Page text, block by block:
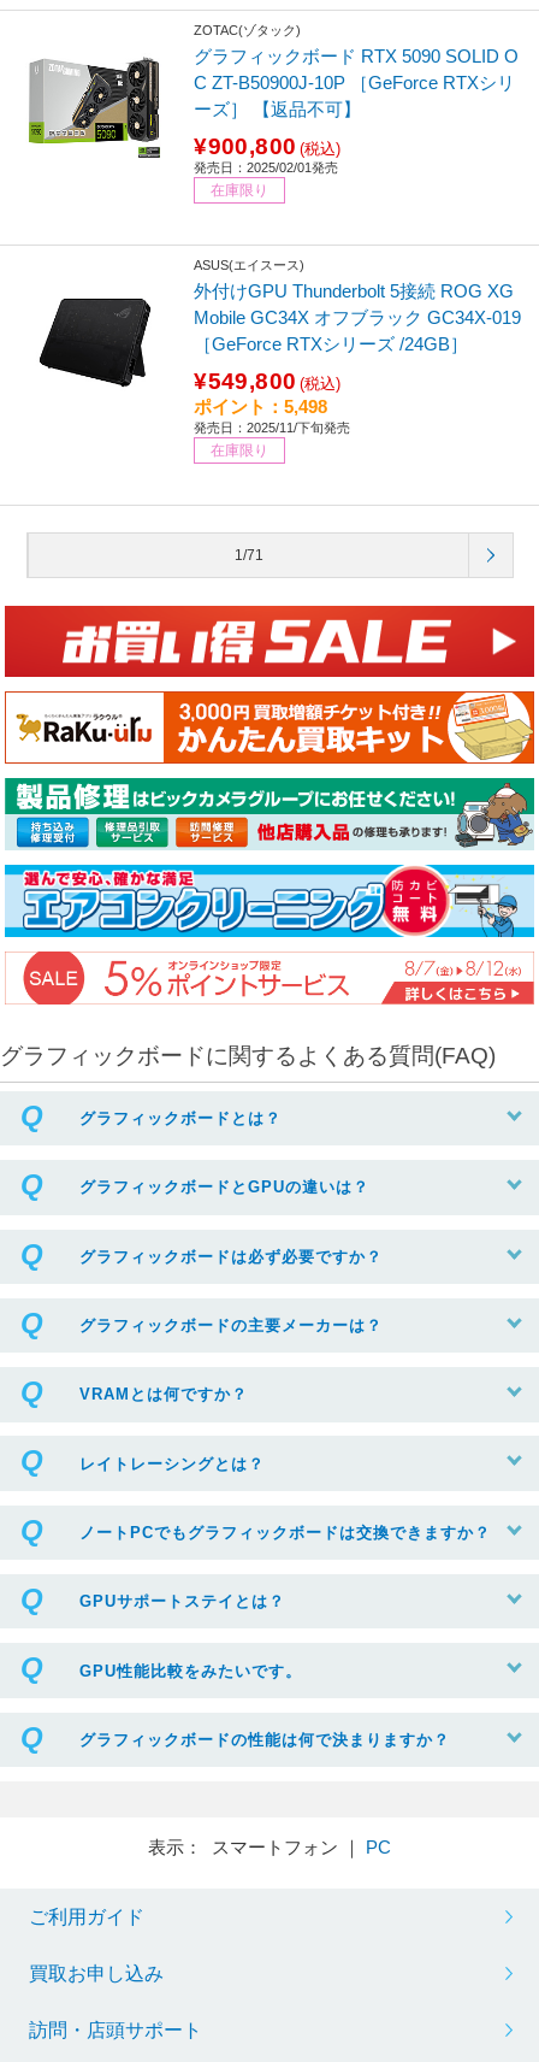
ZOTAC(ゾタック)
グラフィックボード RTX 5090 SOLID O
C ZT-B50900J-10P ［GeForce RTXシリ
ーズ］ 【返品不可】
¥900,800 (税込)
発売日：2025/02/01発売
在庫限り
ASUS(エイスース)
外付けGPU Thunderbolt 5接続 ROG XG
Mobile GC34X オフブラック GC34X-019
［GeForce RTXシリーズ /24GB］
¥549,800 (税込)
ポイント：5,498
発売日：2025/11/下旬発売
在庫限り
1/71
グラフィックボードに関するよくある質問(FAQ)
グラフィックボードとは？
グラフィックボードとGPUの違いは？
グラフィックボードは必ず必要ですか？
グラフィックボードの主要メーカーは？
VRAMとは何ですか？
レイトレーシングとは？
ノートPCでもグラフィックボードは交換できますか？
GPUサポートステイとは？
GPU性能比較をみたいです。
グラフィックボードの性能は何で決まりますか？
表示： スマートフォン ｜ PC
ご利用ガイド
買取お申し込み
訪問・店頭サポート